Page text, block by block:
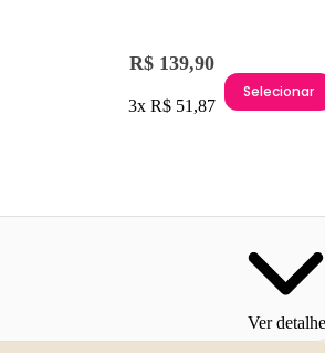
R$ 139,90
3x R$ 51,87
Selecionar
Ver